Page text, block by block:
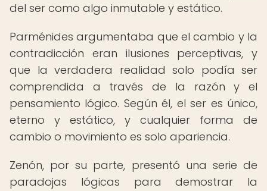
del ser como algo inmutable y estático.
Parménides argumentaba que el cambio y la
contradicción eran ilusiones perceptivas, y
que la verdadera realidad solo podía ser
comprendida a través de la razón y el
pensamiento lógico. Según él, el ser es único,
eterno y estático, y cualquier forma de
cambio o movimiento es solo apariencia.
Zenón, por su parte, presentó una serie de
paradojas lógicas para demostrar la